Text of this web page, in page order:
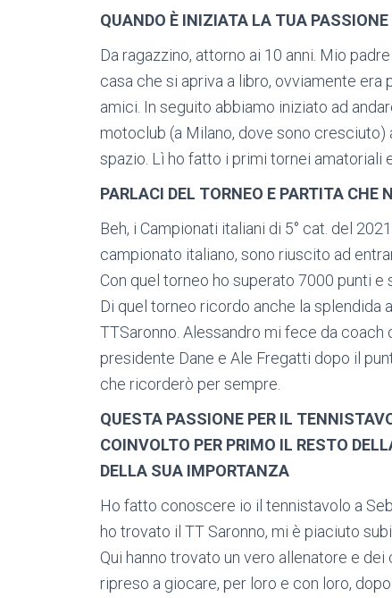
QUANDO È INIZIATA LA TUA
Da ragazzino, attorno ai 10 anni. Mio
casa che si apriva a libro, ovviamente
amici. In seguito abbiamo iniziato ad
motoclub (a Milano, dove sono
spazio. Lì ho fatto i primi tornei amatoriali
PARLACI DEL TORNEO E PARTITA CHE
Beh, i Campionati italiani di 5° cat. del
campionato italiano, sono riuscito ad
Con quel torneo ho superato 7000 punti e
Di quel torneo ricordo anche la splendida
TTSaronno. Alessandro mi fece da coach
presidente Dane e Ale Fregatti dopo il
che ricorderò per sempre.
QUESTA PASSIONE PER IL
COINVOLTO PER PRIMO IL RESTO
DELLA SUA IMPORTANZA
Ho fatto conoscere io il tennistavolo a
ho trovato il TT Saronno, mi è piaciuto
Qui hanno trovato un vero allenatore e
ripreso a giocare, per loro e con loro,